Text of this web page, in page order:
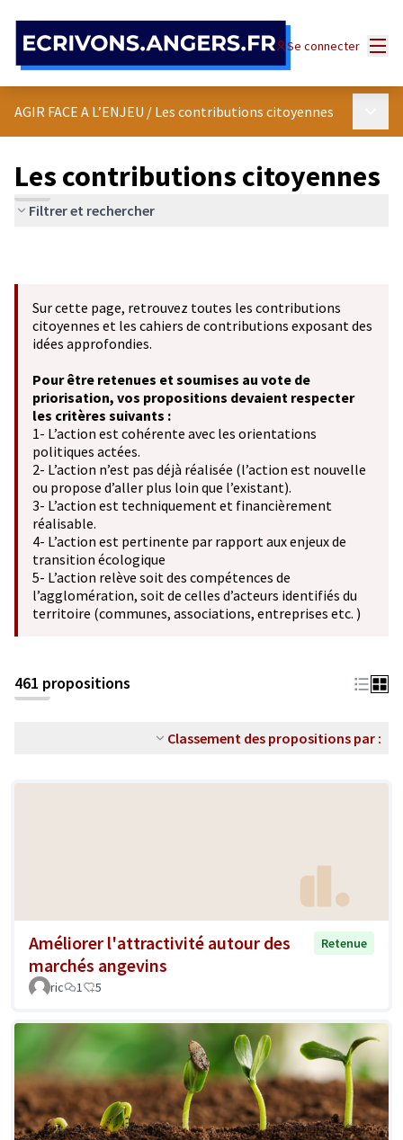
Se connecter
AGIR FACE A L’ENJEU / Les contributions citoyennes
Les contributions citoyennes
Filtrer et rechercher
Sur cette page, retrouvez toutes les contributions
citoyennes et les cahiers de contributions exposant des
idées approfondies.
Pour être retenues et soumises au vote de
priorisation, vos propositions devaient respecter
les critères suivants :
1- L’action est cohérente avec les orientations
politiques actées.
2- L’action n’est pas déjà réalisée (l’action est nouvelle
ou propose d’aller plus loin que l’existant).
3- L’action est techniquement et financièrement
réalisable.
4- L’action est pertinente par rapport aux enjeux de
transition écologique
5- L’action relève soit des compétences de
l’agglomération, soit de celles d’acteurs identifiés du
territoire (communes, associations, entreprises etc. )
461 propositions
Classement des propositions par :
Améliorer l'attractivité autour des
marchés angevins
Retenue
ric 1 5